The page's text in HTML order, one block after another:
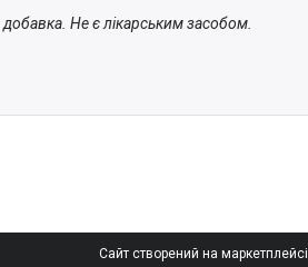
добавка. Не є лікарським засобом.
Сайт створений на маркетплейсі